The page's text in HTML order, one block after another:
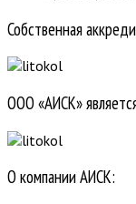
Собственная
ООО «АИСК»
О компании АИСК: